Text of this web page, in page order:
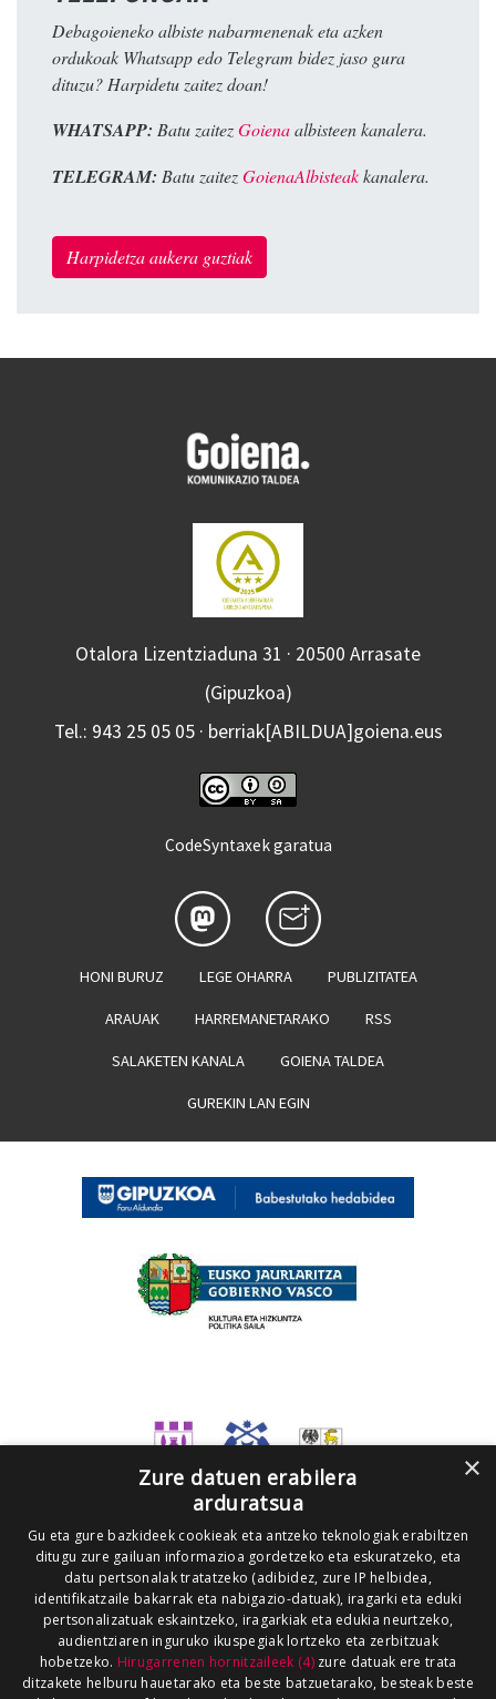
Debagoieneko albiste nabarmenenak eta azken
ordukoak Whatsapp edo Telegram bidez jaso gura
dituzu? Harpidetu zaitez doan!
WHATSAPP: Batu zaitezGoienaalbisteen kanalera.
TELEGRAM: Batu zaitezGoienaAlbisteakkanalera.
Harpidetza aukera guztiak
Otalora Lizentziaduna 31 · 20500 Arrasate
(Gipuzkoa)
Tel.: 943 25 05 05 · berriak[ABILDUA]goiena.eus
CodeSyntaxek garatua
HONI BURUZ LEGE OHARRA PUBLIZITATEA
ARAUAK HARREMANETARAKO RSS
SALAKETEN KANALA GOIENA TALDEA
GUREKIN LAN EGIN
×
Zure datuen erabilera
arduratsua
Gu eta gure bazkideek cookieak eta antzeko teknologiak erabiltzen
ditugu zure gailuan informazioa gordetzeko eta eskuratzeko, eta
datu pertsonalak tratatzeko (adibidez, zure IP helbidea,
identifikatzaile bakarrak eta nabigazio-datuak), iragarki eta eduki
pertsonalizatuak eskaintzeko, iragarkiak eta edukia neurtzeko,
audientziaren inguruko ikuspegiak lortzeko eta zerbitzuak
hobetzeko. Hirugarrenen hornitzaileek (4)zure datuak ere trata
ditzakete helburu hauetarako eta beste batzuetarako, besteak beste